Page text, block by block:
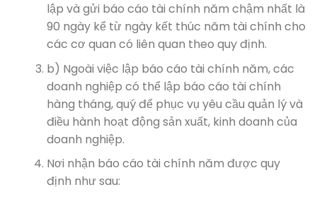
lập và gửi báo cáo tài chính năm chậm nhất là
90 ngày kể từ ngày kết thúc năm tài chính cho
các cơ quan có liên quan theo quy định.
b) Ngoài việc lập báo cáo tài chính năm, các
doanh nghiệp có thể lập báo cáo tài chính
hàng tháng, quý để phục vụ yêu cầu quản lý và
điều hành hoạt động sản xuất, kinh doanh của
doanh nghiệp.
Nơi nhận báo cáo tài chính năm được quy
định như sau: